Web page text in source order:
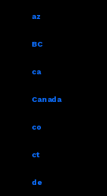
az
BC
ca
Canada
co
ct
de